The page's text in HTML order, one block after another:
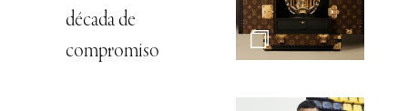
década de
compromiso